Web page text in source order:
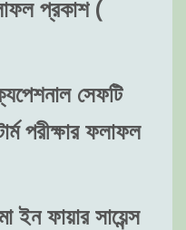
প্রকাশ (
সেফটি
পরীক্ষার ফলাফল
ইন ফায়ার সায়েন্স